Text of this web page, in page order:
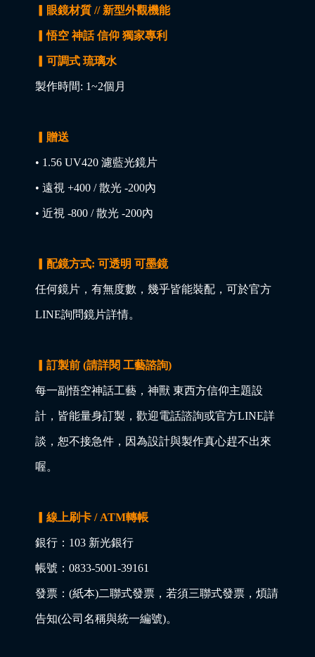
▎眼鏡材質 // 新型外觀機能
▎悟空 神話 信仰 獨家專利
可調式 琉璃水
製作時間: 1~2個月
▎贈送
• 1.56 UV420 濾藍光鏡片
• 遠視 +400 / 散光 -200內
• 近視 -800 / 散光 -200內
▎配鏡方式: 可透明 可墨鏡
任何鏡片，有無度數，幾乎皆能裝配，可於官方
LINE詢問鏡片詳情。
▎訂製前 (請詳閱 工藝諮詢)
每一副悟空神話工藝，神獸 東西方信仰主題設
計，皆能量身訂製，歡迎電話諮詢或官方LINE詳
談，恕不接急件，因為設計與製作真心趕不出來
喔。
▎線上刷卡 / ATM轉帳
銀行：103 新光銀行
帳號：0833-5001-39161
發票：(紙本)二聯式發票，若須三聯式發票，煩請
告知(公司名稱與統一編號)。